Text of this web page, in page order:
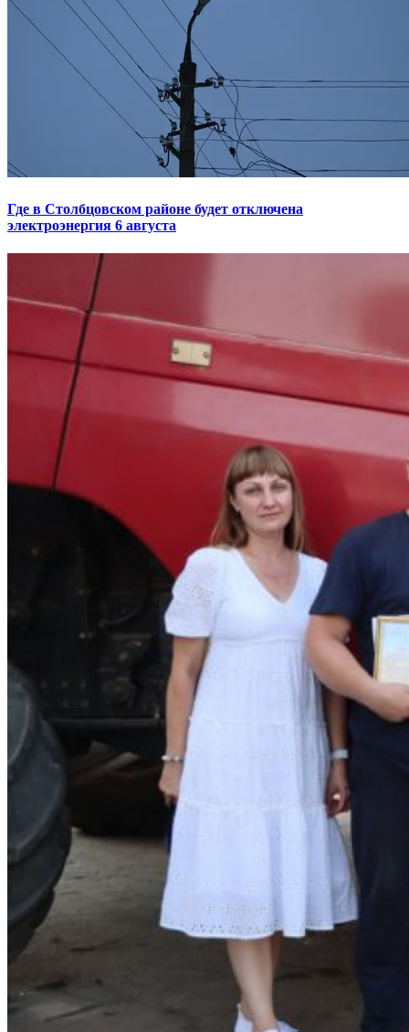
Где в Столбцовском районе будет отключена
электроэнергия 6 августа